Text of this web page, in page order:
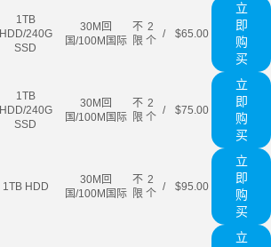
1TB
HDD/240G
SSD
30M回
国/100M国际
不
限
2
个
/ $65.00
立
即
购
买
1TB
HDD/240G
SSD
30M回
国/100M国际
不
限
2
个
/ $75.00
立
即
购
买
1TB HDD
30M回
国/100M国际
不
限
2
个
/ $95.00
立
即
购
买
立